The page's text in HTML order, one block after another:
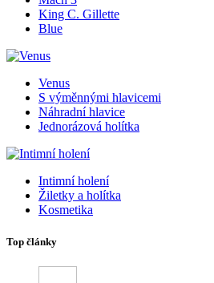
King C. Gillette
Blue
Venus
S výměnnými hlavicemi
Náhradní hlavice
Jednorázová holítka
Intimní holení
Žiletky a holítka
Kosmetika
Top články